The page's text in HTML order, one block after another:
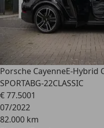
Porsche CayenneE-Hybrid
SPORTABG-22CLASSIC
€ 77.5001
07/2022
82.000 km